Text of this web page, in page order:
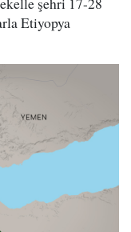
Etiyopya